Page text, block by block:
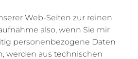
Web-Seiten zur reinen
also, wenn Sie mir
personenbezogene Daten
werden aus technischen